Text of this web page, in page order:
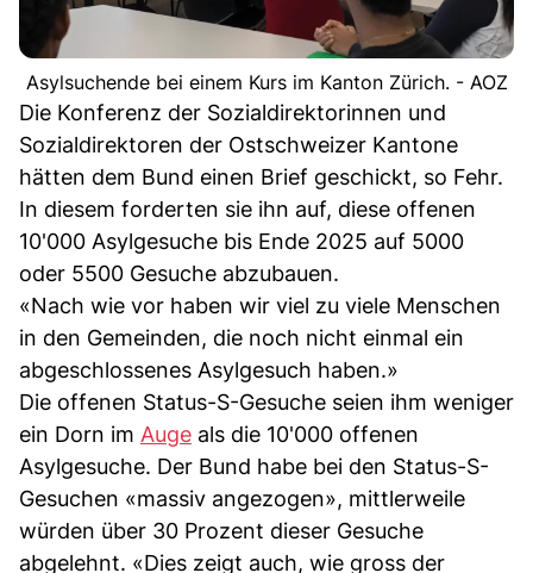
Asylsuchende bei einem Kurs im Kanton Zürich. - AOZ
Die Konferenz der Sozialdirektorinnen und
Sozialdirektoren der Ostschweizer Kantone
hätten dem Bund einen Brief geschickt, so Fehr.
In diesem forderten sie ihn auf, diese offenen
10'000 Asylgesuche bis Ende 2025 auf 5000
oder 5500 Gesuche abzubauen.
«Nach wie vor haben wir viel zu viele Menschen
in den Gemeinden, die noch nicht einmal ein
abgeschlossenes Asylgesuch haben.»
Die offenen Status-S-Gesuche seien ihm weniger
ein Dorn im Auge als die 10'000 offenen
Asylgesuche. Der Bund habe bei den Status-S-
Gesuchen «massiv angezogen», mittlerweile
würden über 30 Prozent dieser Gesuche
abgelehnt. «Dies zeigt auch, wie gross der